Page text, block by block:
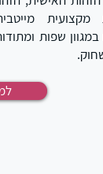
מקצועית
שפות